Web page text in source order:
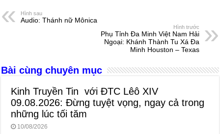
e
b
k
n
A
d
s
Hình sau
Audio: Thánh nữ Mônica
Hình trước
Phụ Tỉnh Đa Minh Việt Nam Hải
Ngoại: Khánh Thành Tu Xá Đa
Minh Houston – Texas
Bài cùng chuyên mục
Kinh Truyền Tin với ĐTC Lêô XIV
09.08.2026: Đừng tuyệt vọng, ngay cả trong
những lúc tối tăm
10/08/2026